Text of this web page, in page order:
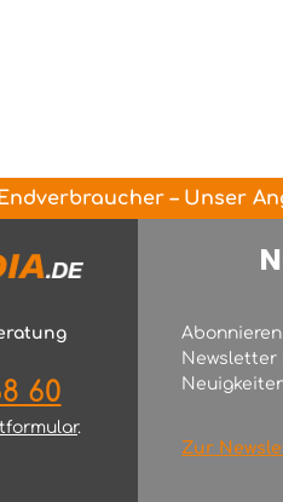
– Unser
60
.
Newsletter
Zur